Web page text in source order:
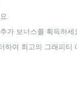
.
가 보너스를 획득하세
하여 최고의 그래피티